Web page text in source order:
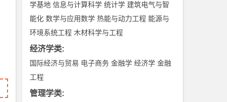
学基地 信息与计算科学 统计学 建筑电气与智
能化 数学与应用数学 热能与动力工程 能源与
环境系统工程 木材科学与工程
经济学类:
国际经济与贸易 电子商务 金融学 经济学 金融
工程
管理学类: